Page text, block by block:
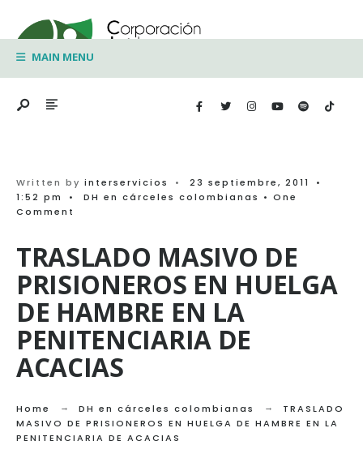
to
contentMAIN MENU
Written by interservicios • 23 septiembre, 2011
•
1:52 pm
• DH en cárceles colombianas • One
Comment
TRASLADO MASIVO DE
PRISIONEROS EN HUELGA
DE HAMBRE EN LA
PENITENCIARIA DE
ACACIAS
Home DH en cárceles colombianas
TRASLADO
MASIVO DE PRISIONEROS EN HUELGA DE HAMBRE EN LA
PENITENCIARIA DE ACACIAS
for: